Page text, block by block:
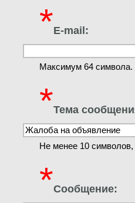
*E-mail:
Максимум 64 символа.
*Тема
Не менее 10
*Сообщение: